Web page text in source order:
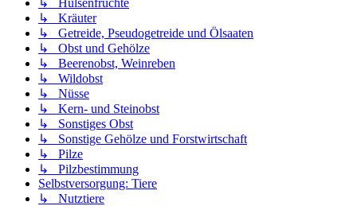
↳ Kräuter
↳ Getreide, Pseudogetreide und Ölsaaten
↳ Obst und Gehölze
↳ Beerenobst, Weinreben
↳ Wildobst
↳ Nüsse
↳ Kern- und Steinobst
↳ Sonstiges Obst
↳ Sonstige Gehölze und Forstwirtschaft
↳ Pilze
↳ Pilzbestimmung
Selbstversorgung: Tiere
↳ Nutztiere